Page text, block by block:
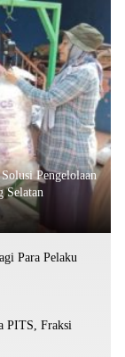
Pengelolaan
Selatan
Para Pelaku
PITS, Fraksi